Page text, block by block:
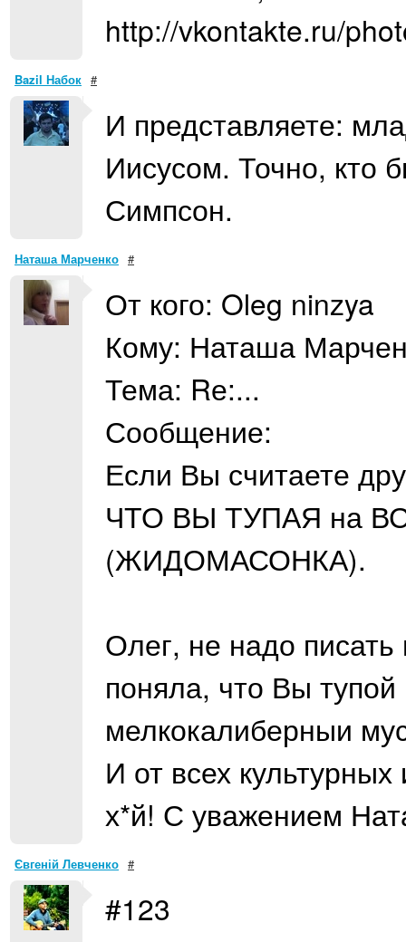
http://vkontakte.ru/
Bazil Набок #
И представляете:
Иисусом. Точно, кто
Симпсон.
Наташа Марченко #
От кого: Oleg ninzya
Кому: Наташа
Тема: Rе:...
Сообщение:
Если Вы считаете
ЧТО ВЫ ТУПАЯ на
(ЖИДОМАСОНКА).
Олег, не надо писать
поняла, что Вы
мелкокалиберныи
И от всех
х*й! С уважением
Євгеній Левченко #
#123